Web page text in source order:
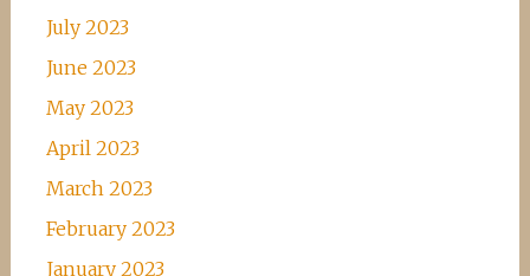
July 2023
June 2023
May 2023
April 2023
March 2023
February 2023
January 2023